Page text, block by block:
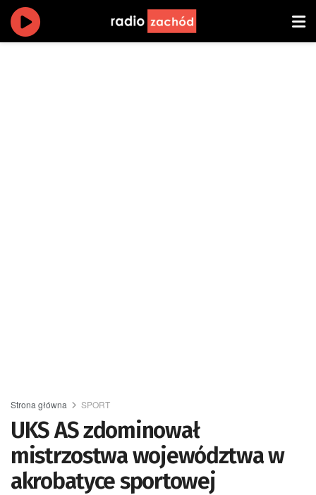
Strona główna SPORT
UKS AS zdominował
mistrzostwa województwa w
akrobatyce sportowej